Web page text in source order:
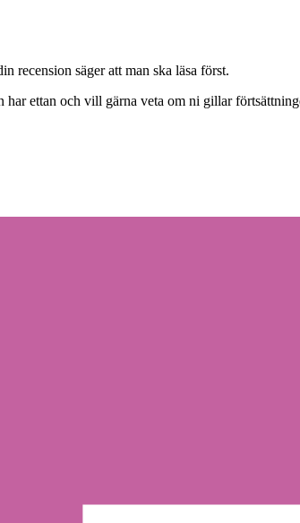
recension säger att man ska läsa först.
ettan och vill gärna veta om ni gillar